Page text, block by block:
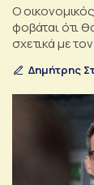
Ο
φοβάται ότι
σχετικά με
Δημήτρης